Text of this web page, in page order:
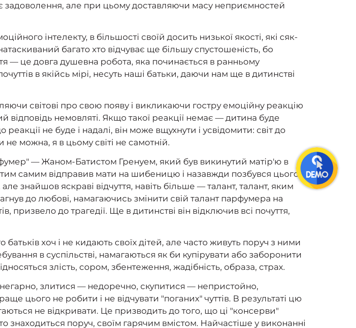
але при цьому доставляючи масу неприємностей
інтелекту, в більшості своїй досить низької якості, які сяк-
багато хто відчуває ще більшу спустошеність, бо
— це довга душевна робота, яка починається в ранньому
в якійсь мірі, несуть наші батьки, даючи нам ще в дитинстві
світові про свою появу і викликаючи гостру емоційну реакцію
відповідь немовляті. Якщо такої реакції немає — дитина буде
не буде і надалі, він може вщухнути і усвідомити: світ до
можна, я в цьому світі не самотній.
— Жаном-Батистом Гренуем, який був викинутий матір'ю в
самим відправив мати на шибеницю і назавжди позбувся цього
знайшов яскраві відчуття, навіть більше — талант, талант, яким
до любові, намагаючись змінити свій талант парфумера на
призвело до трагедії. Ще в дитинстві він відключив всі почуття,
хоч і не кидають своїх дітей, але часто живуть поруч з ними
в суспільстві, намагаються як би купірувати або заборонити
злість, сором, збентеження, жадібність, образа, страх.
злитися — недоречно, скупитися — непристойно,
цього не робити і не відчувати "поганих" чуттів. В результаті цю
не відкривати. Це призводить до того, що ці "консерви"
знаходиться поруч, своїм гарячим вмістом. Найчастіше у виконанні